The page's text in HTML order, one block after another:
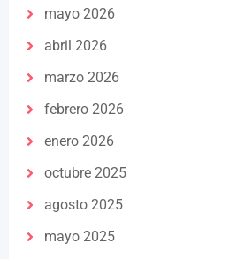
mayo 2026
abril 2026
marzo 2026
febrero 2026
enero 2026
octubre 2025
agosto 2025
mayo 2025